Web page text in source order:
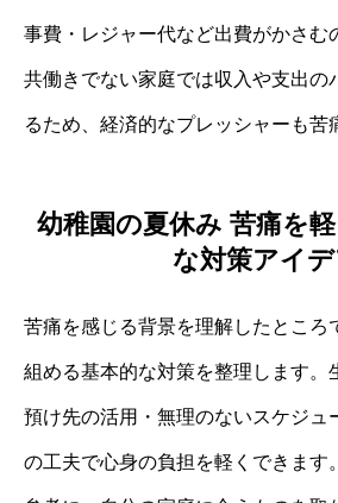
事費・レジャー代など出費がかさむ
共働きでない家庭では収入や支出の
るため、経済的なプレッシャーも苦
幼稚園の夏休み 苦痛を
な対策アイ
苦痛を感じる背景を理解したところ
組める基本的な対策を整理します。
預け先の活用・無理のないスケジュ
の工夫で心身の負担を軽くできます